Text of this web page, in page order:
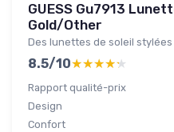
GUESS Gu7913
Gold/Other
Des lunettes de soleil
8.5/10★★★★★
★★★★★
Rapport qualité-prix
Design
Confort